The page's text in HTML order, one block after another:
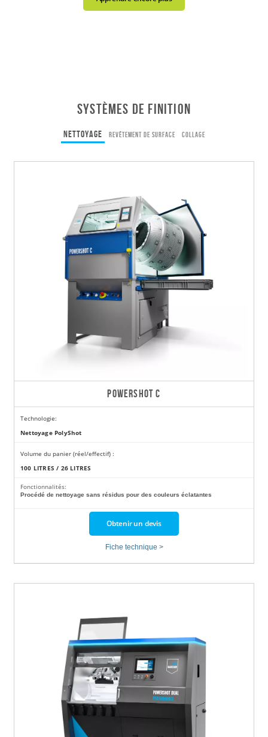
Systèmes de finition
NETTOYAGE REVÊTEMENT DE SURFACE COLLAGE
POWERSHOT C
Technologie:
Nettoyage PolyShot
Volume du panier (réel/effectif) :
100 LITRES / 26 LITRES
Fonctionnalités:
Procédé de nettoyage sans résidus pour des couleurs éclatantes
Obtenir un devis
Fiche technique >